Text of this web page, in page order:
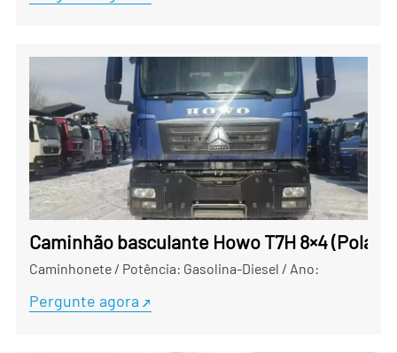
Caminhão basculante Howo T7H 8×4
Caminhonete/ Potência: Gasolina-Diesel / Ano:
Pergunte agora